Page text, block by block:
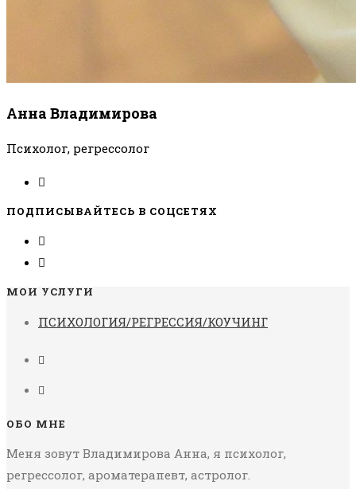
Анна Владимирова
Психолог, регрессолог
ПОДПИСЫВАЙТЕСЬ В СОЦСЕТЯХ
МОИ УСЛУГИ
ПСИХОЛОГИЯ/РЕГРЕССИЯ/КОУЧИНГ
ОБО МНЕ
Меня зовут Владимирова Анна, я психолог,
регрессолог, ароматерапевт, астролог.